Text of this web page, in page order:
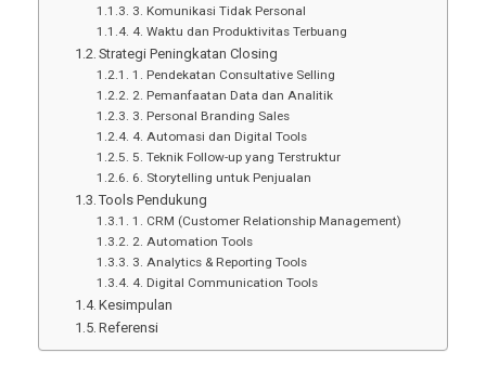
3. Komunikasi Tidak Personal
4. Waktu dan Produktivitas Terbuang
Strategi Peningkatan Closing
1. Pendekatan Consultative Selling
2. Pemanfaatan Data dan Analitik
3. Personal Branding Sales
4. Automasi dan Digital Tools
5. Teknik Follow-up yang Terstruktur
6. Storytelling untuk Penjualan
Tools Pendukung
1. CRM (Customer Relationship Management)
2. Automation Tools
3. Analytics & Reporting Tools
4. Digital Communication Tools
Kesimpulan
Referensi